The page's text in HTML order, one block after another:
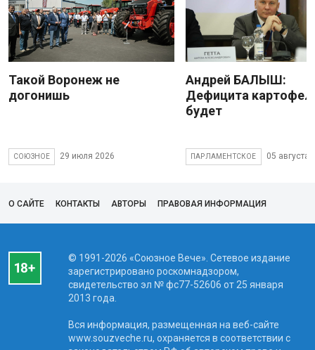
Такой Воронеж не
догонишь
СОЮЗНОЕ 29 июля 2026
Андрей БАЛЫШ:
Дефицита
будет
ПАРЛАМЕНТСКОЕ 05 августа
О САЙТЕ КОНТАКТЫ АВТОРЫ ПРАВОВАЯ ИНФОРМАЦИЯ
© 1991-2026 «Союзное Вече». Сетевое издание
зарегистрировано роскомнадзором,
свидетельство эл № фc77-52606 от 25 января
2013 года.
Вся информация, размещенная на веб-сайте
www.souzveche.ru, охраняется в соответствии с